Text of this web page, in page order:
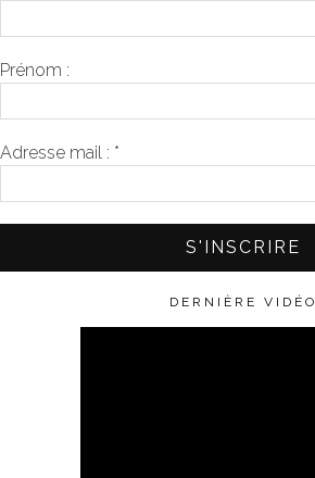
Prénom :
Adresse mail : *
DERNIÈRE VIDÉO